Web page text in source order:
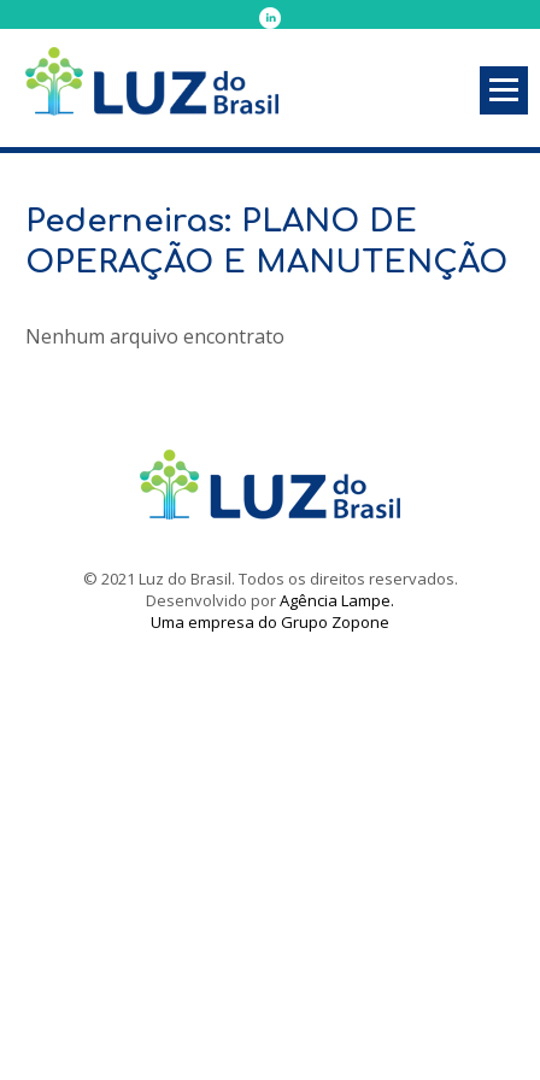
Pederneiras: PLANO DE
OPERAÇÃO E MANUTENÇÃO
Nenhum arquivo encontrato
© 2021 Luz do Brasil. Todos os direitos reservados.
Desenvolvido porAgência Lampe.
Uma empresa do Grupo Zopone